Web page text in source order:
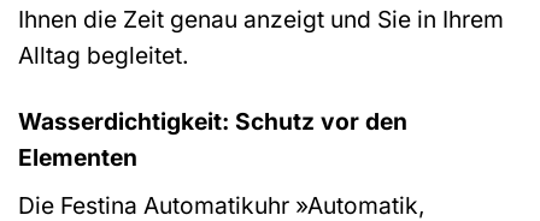
Ihnen die Zeit genau anzeigt und Sie in Ihrem
Alltag begleitet.
Wasserdichtigkeit: Schutz vor den
Elementen
Die Festina Automatikuhr »Automatik,